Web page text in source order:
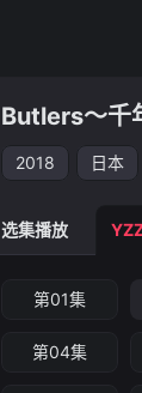
我
Butlers～千
2018 日本
Butlers～
选集播放
第01集
第04集